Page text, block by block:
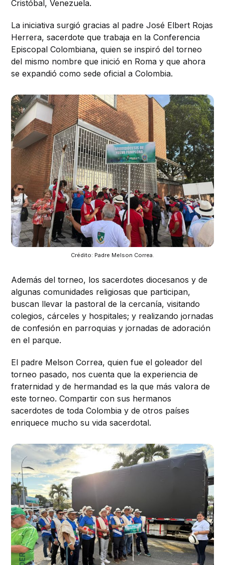
Cristóbal, Venezuela.
La iniciativa surgió gracias al padre José Elbert Rojas
Herrera, sacerdote que trabaja en la Conferencia
Episcopal Colombiana, quien se inspiró del torneo
del mismo nombre que inició en Roma y que ahora
se expandió como sede oficial a Colombia.
Crédito: Padre Melson Correa.
Además del torneo, los sacerdotes diocesanos y de
algunas comunidades religiosas que participan,
buscan llevar la pastoral de la cercanía, visitando
colegios, cárceles y hospitales; y realizando jornadas
de confesión en parroquias y jornadas de adoración
en el parque.
El padre Melson Correa, quien fue el goleador del
torneo pasado, nos cuenta que la experiencia de
fraternidad y de hermandad es la que más valora de
este torneo. Compartir con sus hermanos
sacerdotes de toda Colombia y de otros países
enriquece mucho su vida sacerdotal.